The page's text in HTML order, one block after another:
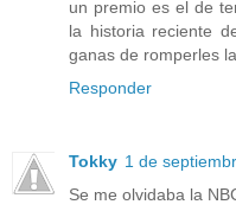
un premio es el de
la historia reciente
ganas de romperles
Responder
Tokky 1 de
Se me olvidaba la